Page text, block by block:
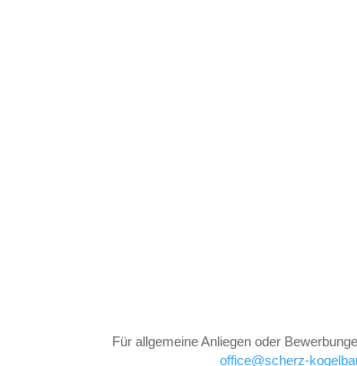
Für allgemeine Anliegen oder
office@scherz-